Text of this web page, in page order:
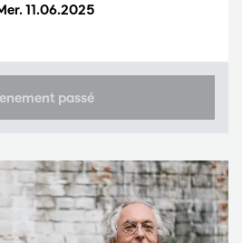
11.06.2025
passé